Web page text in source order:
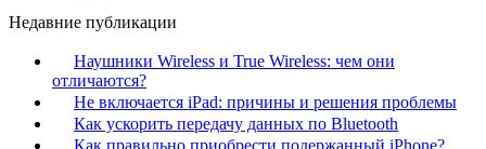
Недавние публикации
Наушники Wireless и True Wireless: чем они
отличаются?
Не включается iPad: причины и решения проблемы
Как ускорить передачу данных по Bluetooth
Как правильно приобрести подержанный iPhone?